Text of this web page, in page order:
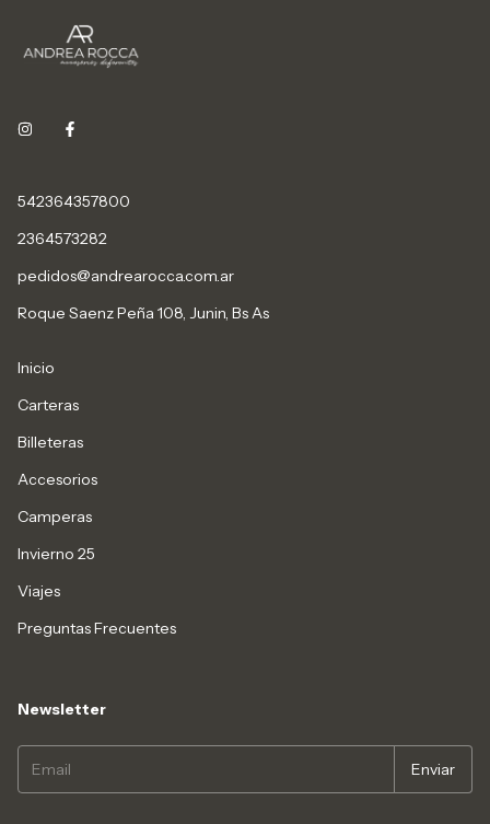
542364357800
2364573282
pedidos@andrearocca.com.ar
Roque Saenz Peña 108, Junin, Bs As
Inicio
Carteras
Billeteras
Accesorios
Camperas
Invierno 25
Viajes
Preguntas Frecuentes
Newsletter